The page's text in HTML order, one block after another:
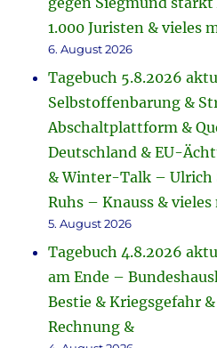
1.000 Juristen & vieles
6. August 2026
Tagebuch 5.8.2026
Selbstoffenbarung &
Abschaltplattform &
Deutschland & EU-
& Winter-Talk – Ulrich
Ruhs – Knauss &
5. August 2026
Tagebuch 4.8.2026
am Ende –
Bestie & Kriegsgefahr
Rechnung &